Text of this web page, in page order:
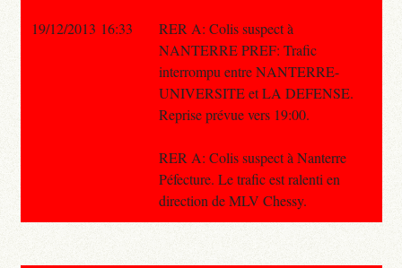
RER A: Colis suspect à
NANTERRE PREF: Trafic
interrompu entre NANTERRE-
UNIVERSITE et LA DEFENSE.
Reprise prévue vers 19:00.
RER A: Colis suspect à Nanterre
Péfecture. Le trafic est ralenti en
direction de MLV Chessy.
19/12/2013 16:33